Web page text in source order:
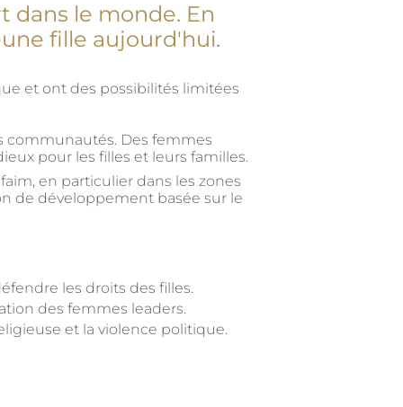
dans le monde. En
fille aujourd'hui.
et ont des possibilités limitées
communautés. Des femmes
pour les filles et leurs familles.
en particulier dans les zones
de développement basée sur le
les droits des filles.
des femmes leaders.
et la violence politique.